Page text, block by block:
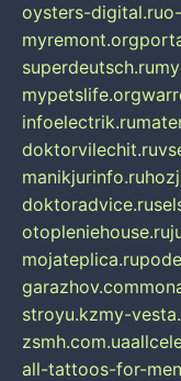
oysters-digital.ru
myremont.org
superdeutsch.ru
mypetslife.org
infoelectrik.ru
doktorvilechit.ru
manikjurinfo.ru
doktoradvice.ru
otopleniehouse.ru
mojateplica.ru
garazhov.com
stroyu.kzmy-
zsmh.com.ua
all-tattoos-for-